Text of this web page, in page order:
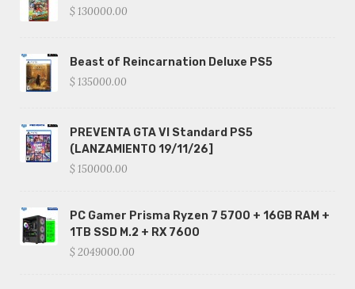
$ 130000.00
Beast of Reincarnation Deluxe PS5
$ 135000.00
PREVENTA GTA VI Standard PS5
(LANZAMIENTO 19/11/26]
$ 150000.00
PC Gamer Prisma Ryzen 7 5700 + 16GB RAM +
1TB SSD M.2 + RX 7600
$ 2049000.00